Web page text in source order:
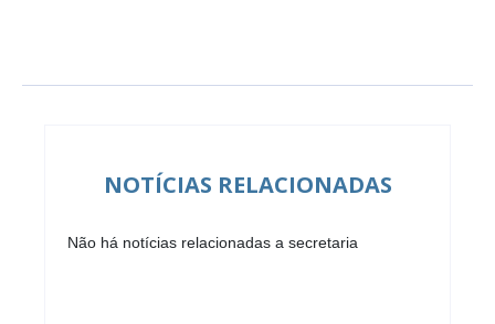
NOTÍCIAS RELACIONADAS
Não há notícias relacionadas a secretaria